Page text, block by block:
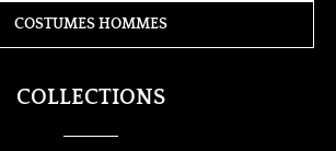
COLLECTIONS
COSTUMES HOMMES